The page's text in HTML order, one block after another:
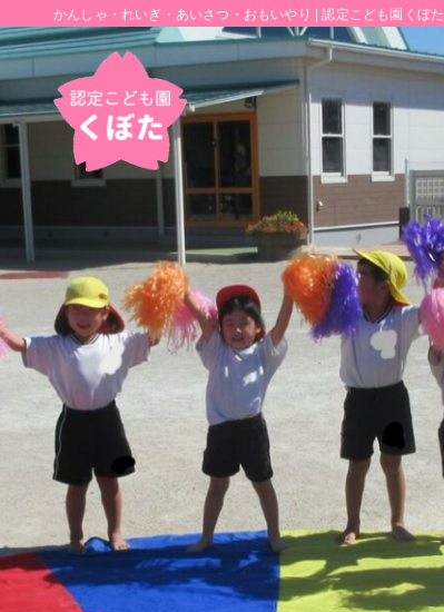
かんしゃ・れいぎ・あいさつ・おもいやり | 認定こども園くぼた